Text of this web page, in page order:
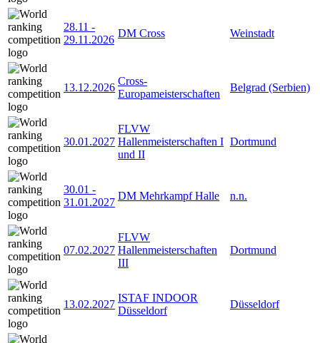
28.11 -
29.11.2026
DM Cross Weinstadt
13.12.2026
Cross-
Europameisterschaften
Belgrad (Serbien)
30.01.2027
FLVW
Hallenmeisterschaften I
und II
Dortmund
30.01 -
31.01.2027
DM Mehrkampf Halle n.n.
07.02.2027
FLVW
Hallenmeisterschaften
III
Dortmund
13.02.2027
ISTAF INDOOR
Düsseldorf
Düsseldorf